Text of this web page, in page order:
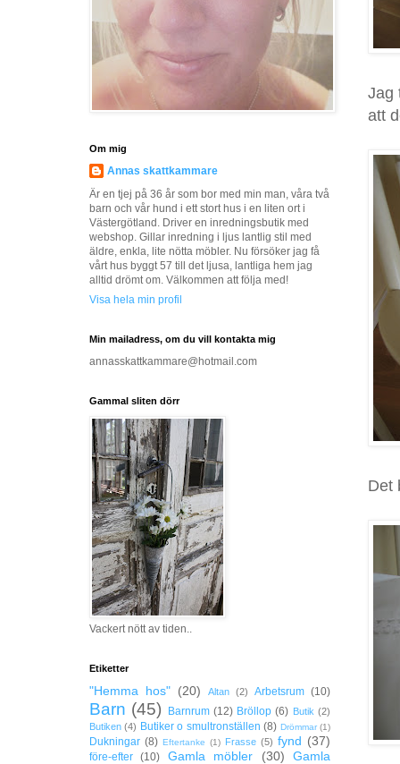
Jag
att
Det
Om mig
Annas skattkammare
Är en tjej på 36 år som bor med min man, våra två
barn och vår hund i ett stort hus i en liten ort i
Västergötland. Driver en inredningsbutik med
webshop. Gillar inredning i ljus lantlig stil med
äldre, enkla, lite nötta möbler. Nu försöker jag få
vårt hus byggt 57 till det ljusa, lantliga hem jag
alltid drömt om. Välkommen att följa med!
Visa hela min profil
Min mailadress, om du vill kontakta mig
annasskattkammare@hotmail.com
Gammal sliten dörr
Vackert nött av tiden..
Etiketter
"Hemma hos" (20) Altan (2) Arbetsrum (10)
Barn (45) Barnrum (12) Bröllop (6) Butik (2)
Butiken (4) Butiker o smultronställen (8) Drömmar (1)
Dukningar (8) Eftertanke (1) Frasse (5) fynd (37)
före-efter (10) Gamla möbler (30)
Gamla